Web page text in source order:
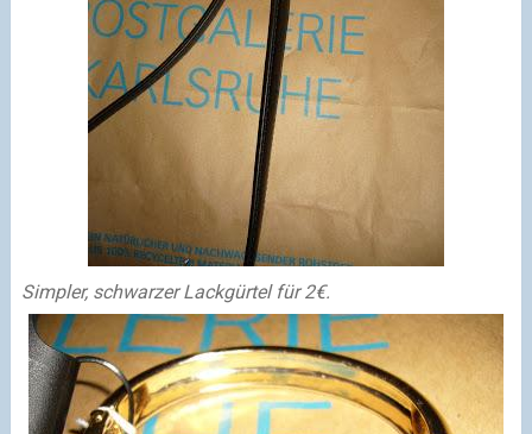
Simpler, schwarzer Lackgürtel für 2€.